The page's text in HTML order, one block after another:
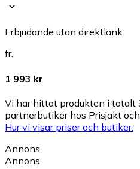
Erbjudande utan direktlänk
fr.
1 993 kr
Vi har hittat produkten i totalt
partnerbutiker hos Prisjakt
Hur vi visar priser och butiker.
Annons
Annons